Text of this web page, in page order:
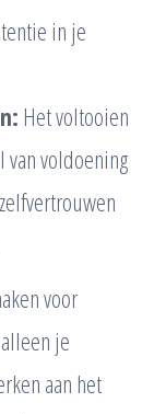
in je
Het voltooien
van voldoening
voor
je
aan het